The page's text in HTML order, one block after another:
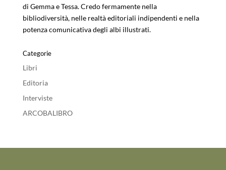
di Gemma e Tessa. Credo fermamente nella
bibliodiversità, nelle realtà editoriali indipendenti e nella
potenza comunicativa degli albi illustrati.
Categorie
Libri
Editoria
Interviste
ARCOBALIBRO